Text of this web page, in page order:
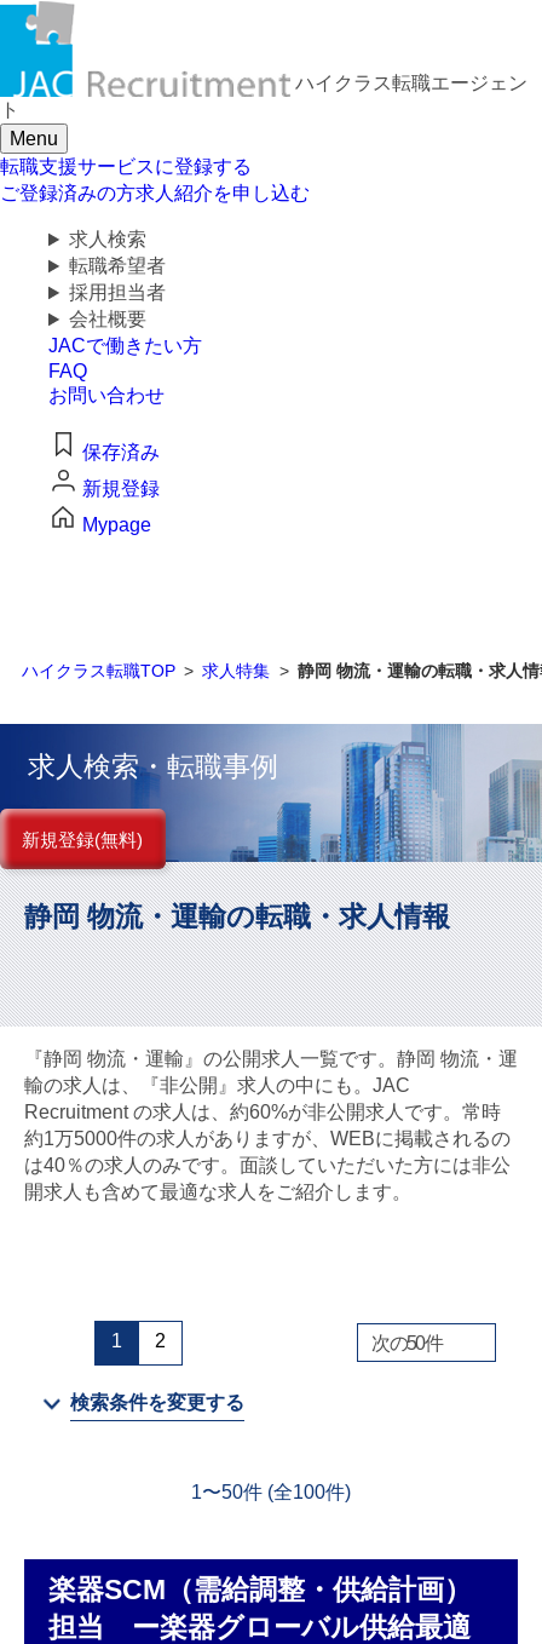
求人検索・転職事例
はじめに、あなたが活かしたい
「ご経験業種」
お選びください
サービス(人材・ホテル・旅行・教育）
商社
流通（EC・運輸・小売）
マスコミ（広告・制作）
建設・不動産
WEB（デジタル・メディア・ゲーム）
電気・電機
コンピュータハード・周辺機器
半導体
機械・装置
自動車・部品
化学
金属・素材
エネルギー・プラント
その他
閉じる
ハイクラス転職エージェン
ト
Menu
転職支援サービスに登録する
ご登録済みの方求人紹介を申し込む
求人検索
転職希望者
採用担当者
会社概要
JACで働きたい方
FAQ
お問い合わせ
保存済み
新規登録
Mypage
ハイクラス転職TOP 求人特集 静岡 物流・運輸の転職・求人
求人検索・転職事例
新規登録(無料)
静岡 物流・運輸の転職・求人情報
『静岡 物流・運輸』の公開求人一覧です。静岡 物流・運
輸の求人は、『非公開』求人の中にも。JAC
Recruitment の求人は、約60%が非公開求人です。常時
約1万5000件の求人がありますが、WEBに掲載されるの
は40％の求人のみです。面談していただいた方には非公
開求人も含めて最適な求人をご紹介します。
1 2 次の50件
検索条件を変更する
1〜50件 (全100件)
楽器SCM（需給調整・供給計画）
担当 ー楽器グローバル供給最適